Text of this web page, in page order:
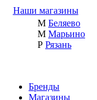
Наши магазины
М Беляево
М Марьино
Р Рязань
Бренды
Магазины